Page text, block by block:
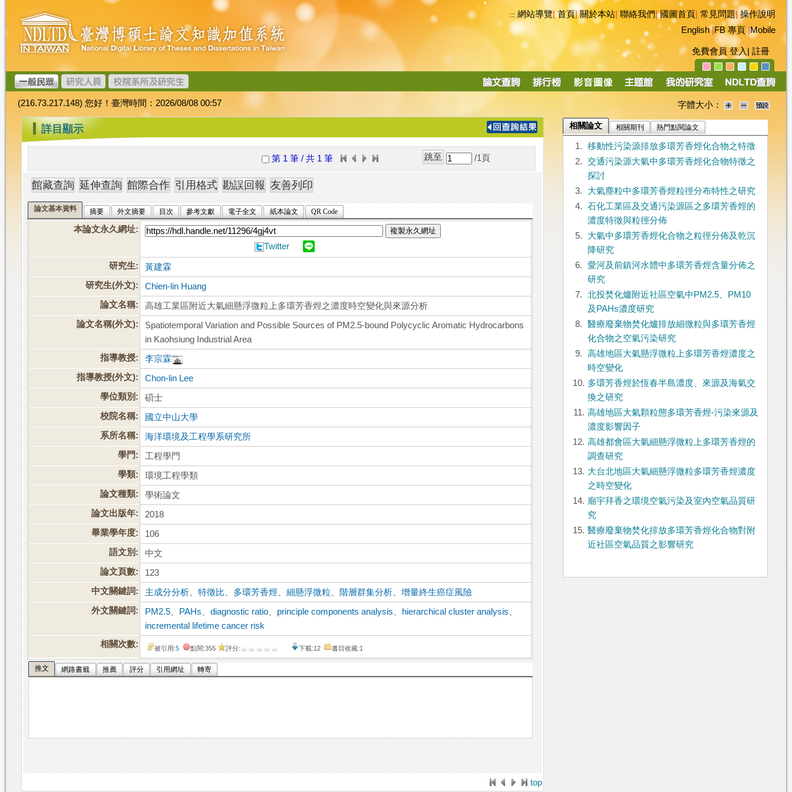
跳
到
主
要
內
容
臺
灣
博
碩
士
論
文
加
值
系
統
::: 網站導覽|首頁|關於本站 聯絡我們|國圖首頁 常見問題|操作說明
English|FB 專頁|Mobile
免費會員 登入 註冊
導
(216.73.217.148) 您好！臺灣時間：2026/08/08 00:57 字體大小：
::: 詳目顯示
第 1 筆 / 共 1 筆 /1 頁
論文基本資料 摘要 外文摘要 目次 參考文獻 電子全文 紙本論文 QR Code
本論文永久網址: 複製永久網址
Twitter
研究生:
黃建霖
研究生(外文):
Chien-lin Huang
論文名稱:
高雄工業區附近大氣細懸浮微粒上多環芳香烴之濃度時空變化與來源分析
論文名稱(外文):
Spatiotemporal Variation and Possible Sources of PM2.5-bound Polycyclic Aromatic Hydrocarbons
in Kaohsiung Industrial Area
指導教授:
李宗霖
指導教授(外文):
Chon-lin Lee
學位類別:
碩士
校院名稱:
國立中山大學
系所名稱:
海洋環境及工程學系研究所
學門:
工程學門
學類:
環境工程學類
論文種類:
學術論文
論文出版年:
2018
畢業學年度:
106
語文別:
中文
論文頁數:
123
中文關鍵詞:
主成分分析 、特徵比 多環芳香烴 、細懸浮微粒 階層群集分析 、增量終生癌症風險
外文關鍵詞:
PM2.5 PAHs 、diagnostic ratio principle components analysis hierarchical cluster analysis
incremental lifetime cancer risk
相關次數:
被引用:5 點閱:355 評分: 下載:12 書目收藏:1
推文 網路書籤 推薦 評分 引用網址 轉寄
top
相關論文 相關期刊 熱門點閱論文
1.
移動性污染源排放多環芳香烴化合物之特徵
2.
交通污染源大氣中多環芳香烴化合物特徵之
探討
3.
大氣塵粒中多環芳香烴粒徑分布特性之研究
4.
石化工業區及交通污染源區之多環芳香烴的
濃度特徵與粒徑分佈
5.
大氣中多環芳香烴化合物之粒徑分佈及乾沉
降研究
6.
愛河及前鎮河水體中多環芳香烴含量分佈之
研究
7.
北投焚化爐附近社區空氣中PM2.5、PM10
及PAHs濃度研究
8.
醫療廢棄物焚化爐排放細微粒與多環芳香烴
化合物之空氣污染研究
9.
高雄地區大氣懸浮微粒上多環芳香烴濃度之
時空變化
10. 多環芳香烴於恆春半島濃度、來源及海氣交
換之研究
11. 高雄地區大氣顆粒態多環芳香烴-污染來源及
濃度影響因子
12. 高雄都會區大氣細懸浮微粒上多環芳香烴的
調查研究
13. 大台北地區大氣細懸浮微粒多環芳香烴濃度
之時空變化
14. 廟宇拜香之環境空氣污染及室內空氣品質研
究
15. 醫療廢棄物焚化排放多環芳香烴化合物對附
近社區空氣品質之影響研究